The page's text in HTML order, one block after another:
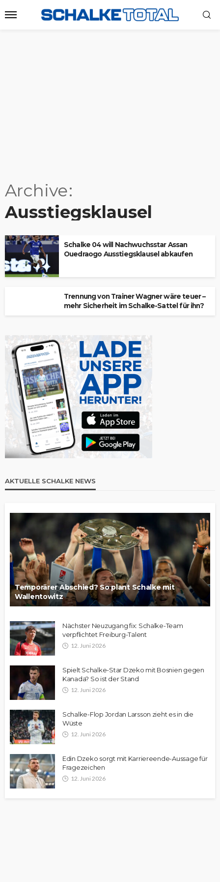
Archive
Ausstiegsklausel
Schalke 04 will Nachwuchsstar Assan
Ouedraogo Ausstiegsklausel abkaufen
Trennung von Trainer Wagner wäre teuer –
mehr Sicherheit im Schalke-Sattel für ihn?
AKTUELLE SCHALKE NEWS
Temporärer Abschied? So plant Schalke mit
Wallentowitz
Nächster Neuzugang fix: Schalke-Team
verpflichtet Freiburg-Talent
12. Juni 2026
Spielt Schalke-Star Dzeko mit Bosnien gegen
Kanada? So ist der Stand
12. Juni 2026
Schalke-Flop Jordan Larsson zieht es in die
Wüste
12. Juni 2026
Edin Dzeko sorgt mit Karriereende-Aussage für
Fragezeichen
12. Juni 2026